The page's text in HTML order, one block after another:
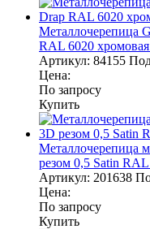
Металлочерепица
RAL 6020 хромовая
Артикул: 84155
Цена:
По запросу
Купить
Металлочерепица
резом 0,5 Satin RAL
Артикул: 201638
Цена:
По запросу
Купить